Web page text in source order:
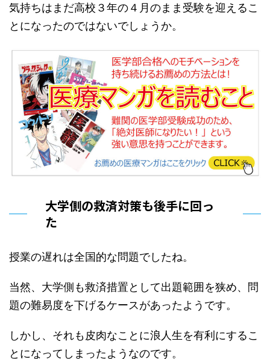
気持ちはまだ高校３年の４月のまま受験を迎えるこ
とになったのではないでしょうか。
大学側の救済対策も後手に回っ
た
授業の遅れは全国的な問題でしたね。
当然、大学側も救済措置として出題範囲を狭め、問
題の難易度を下げるケースがあったようです。
しかし、それも皮肉なことに浪人生を有利にするこ
とになってしまったようなのです。